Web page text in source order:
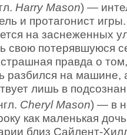
Harry Mason) —
и протагонист
на заснеженных
свою потерявшуюся
страшная правда о
разбился на машине,
лишь в
Cheryl Mason) — в
как маленькая
близ Сайлент-